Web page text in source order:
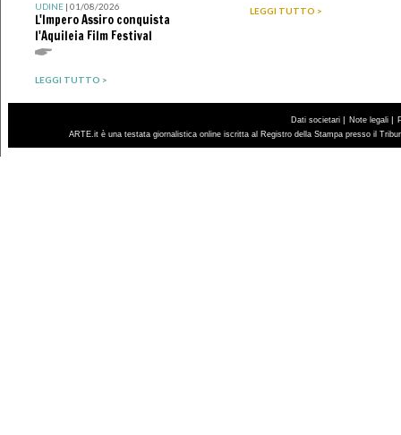
UDINE| 01/08/2026
L'Impero Assiro conquista
l'Aquileia Film Festival
LEGGI TUTTO >
LEGGI TUTTO >
Dati societari | Note legali |
ARTE.it è una testata giornalistica online iscritta al Registro della Stampa presso il